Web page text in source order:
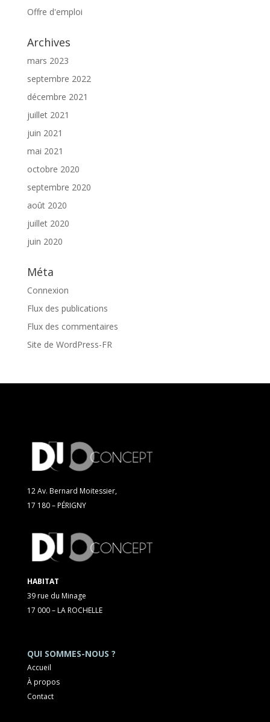
Offre d'emploi
Archives
mars 2023
septembre 2022
décembre 2021
juillet 2021
juin 2021
mai 2021
octobre 2020
septembre 2020
août 2020
juillet 2020
juin 2020
Méta
Connexion
Flux des publications
Flux des commentaires
Site de WordPress-FR
12 Av. Bernard Moitessier,
17 180 – PÉRIGNY
HABITAT
39 rue du Minage
17 000 – LA ROCHELLE
QUI SOMMES-NOUS ?
Accueil
À propos
Contact